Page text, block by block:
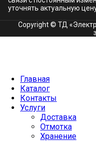
уточнять актуальную
Copyright © ТД
Главная
Каталог
Контакты
Услуги
Доставка
Отмотка
Хранение